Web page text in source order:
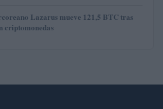
Lazarus mueve 121,5 BTC tras
criptomonedas